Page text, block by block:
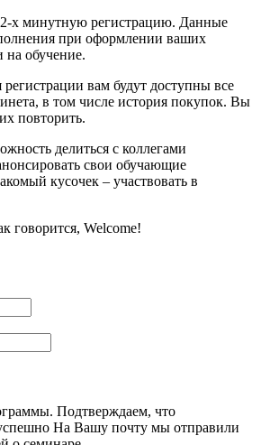
х минутную регистрацию. Данные
при оформлении ваших
на обучение.
вам будут доступны все
в том числе история покупок. Вы
повторить.
делиться с коллегами
свои обучающие
кусочек – участвовать в
говорится, Welcome!
Подтверждаем, что
На Вашу почту мы отправили